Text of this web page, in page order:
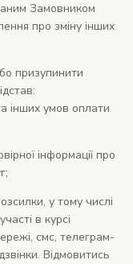
Замовником
про зміну інших
призупинити
інших умов оплати
інформації про
у тому числі
в курсі
смс, телеграм-
Відмовитись